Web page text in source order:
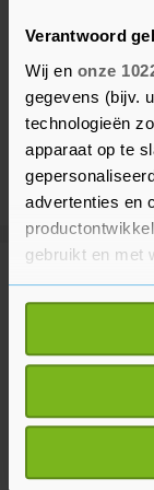
Verantwoord
Wij en onze
gegevens (bijv.
technologieën
apparaat op te
advertenties en
gebruikt en met
Als u het
locatie, die
Uw
scannen op
Lees meer over
verwerkt en stel
Meer uit
Caravan